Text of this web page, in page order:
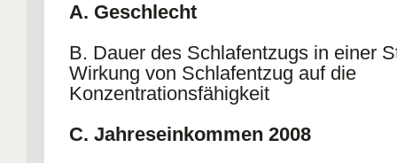
A. Geschlecht
B. Dauer des Schlafentzugs in einer
Wirkung von Schlafentzug auf die
Konzentrationsfähigkeit
C. Jahreseinkommen 2008